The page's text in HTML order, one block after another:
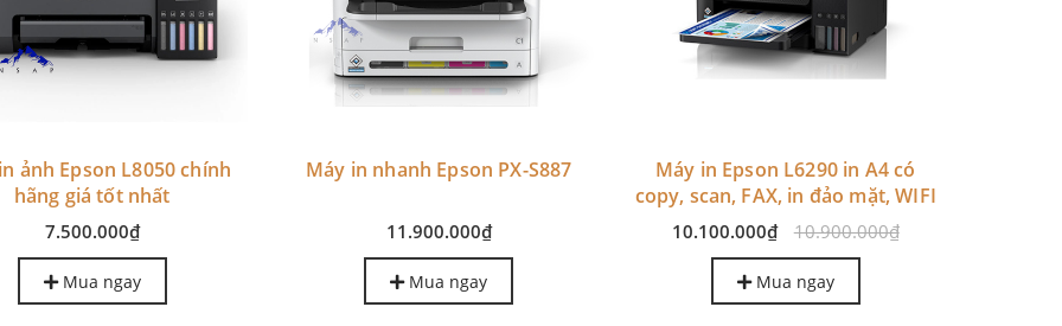
ảnh Epson L8050 chính
hãng giá tốt nhất
7.500.000₫
Mua ngay
Máy in nhanh Epson PX-S887
11.900.000₫
Mua ngay
Máy in Epson L6290 in A4 có
copy, scan, FAX, in đảo mặt, WIFI
10.100.000₫ 10.900.000₫
Mua ngay